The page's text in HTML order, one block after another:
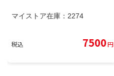
マイストア在庫： 2274
税込 7500円